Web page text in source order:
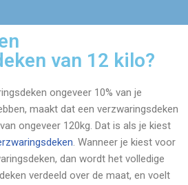
van 12 kilo?
ongeveer 10% van je
maakt dat een verzwaringsdeken
ongeveer 120kg. Dat is als je kiest
. Wanneer je kiest voor
dan wordt het volledige
verdeeld over de maat, en voelt